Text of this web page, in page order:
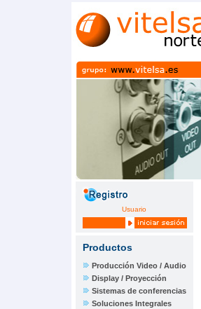
Usuario
Productos
Producción Video / Audio
Display / Proyección
Sistemas de conferencias
Soluciones Integrales